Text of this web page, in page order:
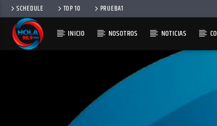
SCHEDULE TOP 10 PRUEBA1
INICIO NOSOTROS NOTICIAS